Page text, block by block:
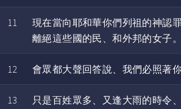
11
現在當向耶和華你們列祖的神認
離絕這些國的民、和外邦的女子。
12 會眾都大聲回答說、我們必照著
13
只是百姓眾多、又逢大雨的時令